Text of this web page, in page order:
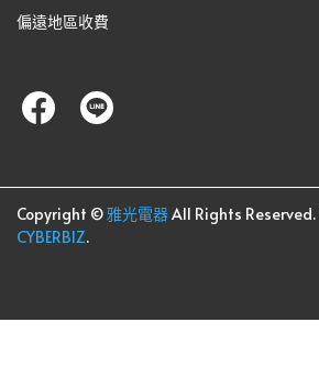
偏遠地區收費
Copyright ©雅光電器All Rights Reserved.
CYBERBIZ.